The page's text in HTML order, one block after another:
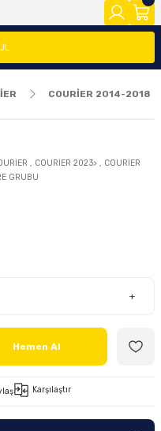
STOP/AYNA GRUBU
2 (2005-2008)
08>
2002-2008
2014-2018
2023>
2002-2008
2014 >
2014-2018
Y
COURİER 2014-2018
, COURİER 2023> , COURİER
GRUBU
+
Hemen Al
Karşılaştır